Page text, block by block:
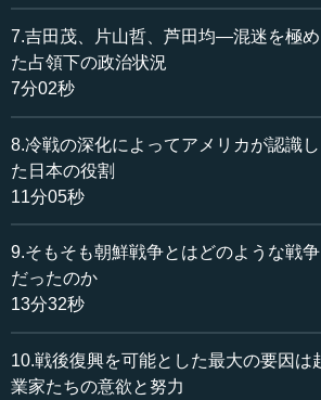
席する中、北の攻撃を侵略と認め、即
の撤退要求決議。6.27.加盟国に韓国へ
る決議。
・トルーマン大統領は、米海空軍に韓
7.7.安保理は国連軍の創設決定。
・7.8.トルーマンはMを国連軍最高司令
・準備を整えていた（ソ連製+旧日本軍
気に南下。開戦から3日で、首都ソウル
（3）仁川上陸作戦
・1950.9.15. Mが釜山一帯に退いていた
し、仁川上陸作戦敢行。この奇襲で、
回。背後から攻撃を受けた北軍は総崩
・トルーマンは全軍に中ソとの国境を
7.吉田茂、片山哲、芦田均―混迷を極め
た占領下の政治状況
7分02秒
8.冷戦の深化によってアメリカが認識し
た日本の役割
11分05秒
9.そもそも朝鮮戦争とはどのような戦争
だったのか
13分32秒
10.戦後復興を可能とした最大の要因は
業家たちの意欲と努力